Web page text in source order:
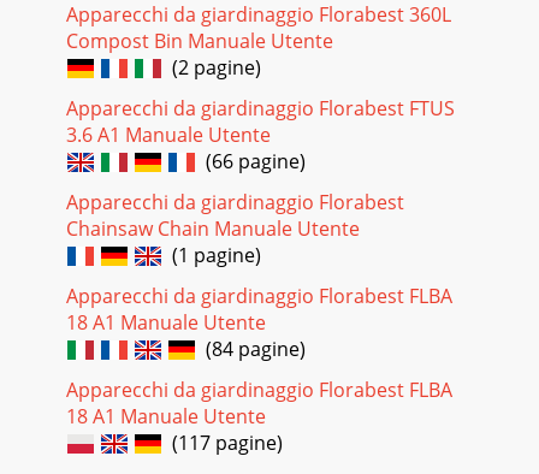
Apparecchi da giardinaggio Florabest 360L
Compost Bin Manuale Utente
(2 pagine)
Apparecchi da giardinaggio Florabest FTUS
3.6 A1 Manuale Utente
(66 pagine)
Apparecchi da giardinaggio Florabest
Chainsaw Chain Manuale Utente
(1 pagine)
Apparecchi da giardinaggio Florabest FLBA
18 A1 Manuale Utente
(84 pagine)
Apparecchi da giardinaggio Florabest FLBA
18 A1 Manuale Utente
(117 pagine)